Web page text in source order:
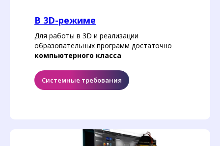
В 3D-режиме
Для работы в 3D и реализации
образовательных программ достаточно
компьютерного класса
Системные требования